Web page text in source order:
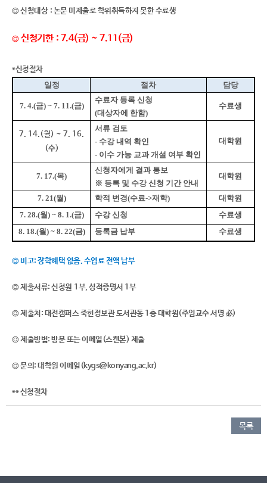
◎ 신청대상: 논문 미제출로 학위취득하지 못한 수료생
◎ 신청기한: 7.4(금) ~ 7.11(금)
*신청절차
일정
절차 담당
7. 4.(금) ~ 7. 11.(금)
수료자 등록 신청
(대상자에 한함)
수료생
7. 14.(월) ~ 7. 16.
(수)
서류 검토
- 수강 내역 확인
- 이수 가능 교과 개설 여부 확인
대학원
7. 17.(목)
신청자에게 결과 통보
※ 등록 및 수강 신청 기간 안내
대학원
7. 21(월 ) 학적 변경(수료->재학)
대학원
7. 28.(월 ) ~ 8. 1.(금) 수강 신청
수료생
8. 18.(월 ) ~ 8. 22(금) 등록금 납부 수료생
◎ 비고: 장학혜택 없음. 수업료 전액 납부
◎ 제출서류: 신청원 1부, 성적증명서 1부
◎ 제출처 : 대전캠퍼스 죽헌정보관 도서관동 1층 대학원(주임교수 서명 必)
◎ 제출방법: 방문 또는 이메일(스캔본) 제출 ​
◎ 문의: 대학원 이메일(kygs@konyang.ac.kr)​ ​
** 신청절차
목록